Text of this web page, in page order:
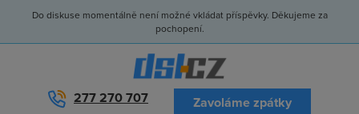
Do diskuse momentálně není možné vkládat příspěvky. Děkujeme za
pochopení.
277 270 707 Zavoláme zpátky